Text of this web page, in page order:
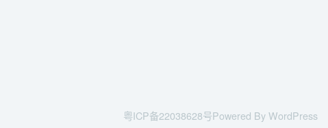
粤ICP备22038628号Powered By WordPress